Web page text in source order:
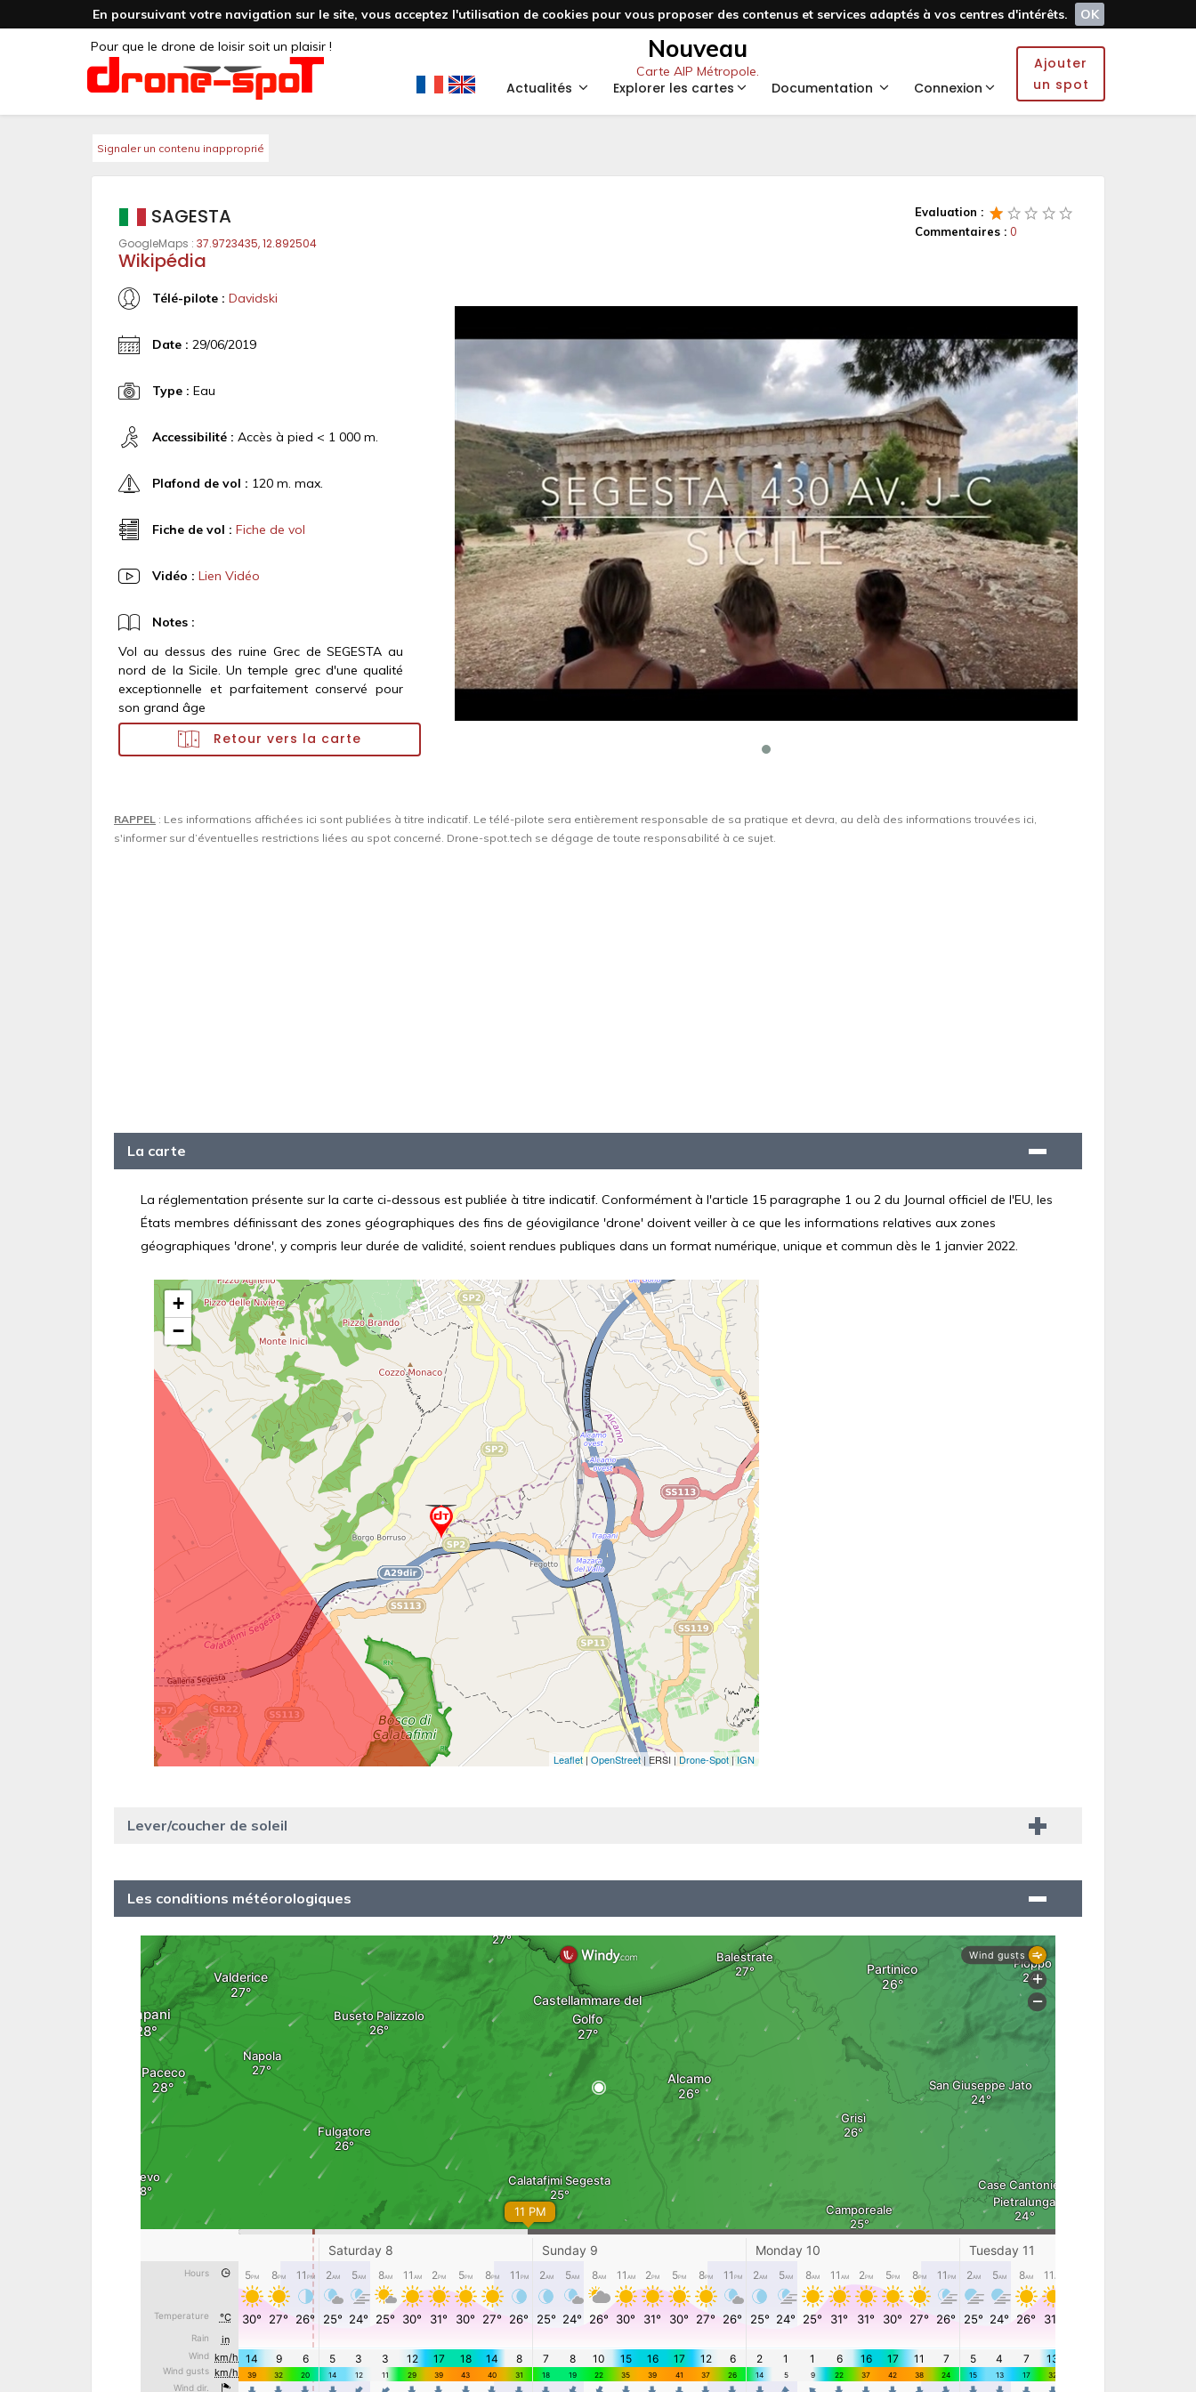
En poursuivant votre navigation sur le site, vous acceptez l'utilisation de cookies pour vous proposer des contenus et services adaptés à vos centres d'intérêts.
OK
Pour que le drone de loisir soit un plaisir !
Nouveau
Carte AIP Métropole.
Actualités Explorer les cartes Documentation Connexion
Ajouter
un spot
Signaler un contenu inapproprié
Evaluation :
Commentaires : 0
SAGESTA
GoogleMaps : 37.9723435, 12.892504
Wikipédia
Télé-pilote : Davidski
Date : 29/06/2019
Type : Eau
Accessibilité : Accès à pied < 1 000 m.
Plafond de vol : 120 m. max.
Fiche de vol : Fiche de vol
Vidéo : Lien Vidéo
Notes :
Vol au dessus des ruine Grec de SEGESTA au
nord de la Sicile. Un temple grec d'une qualité
exceptionnelle et parfaitement conservé pour
son grand âge
Retour vers la carte
RAPPEL : Les informations affichées ici sont publiées à titre indicatif. Le télé-pilote sera entièrement responsable de sa pratique et devra, au delà des informations trouvées ici,
s'informer sur d’éventuelles restrictions liées au spot concerné. Drone-spot.tech se dégage de toute responsabilité à ce sujet.
La carte
La réglementation présente sur la carte ci-dessous est publiée à titre indicatif. Conformément à l'article 15 paragraphe 1 ou 2 du Journal officiel de l'EU, les
États membres définissant des zones géographiques des fins de géovigilance 'drone' doivent veiller à ce que les informations relatives aux zones
géographiques 'drone', y compris leur durée de validité, soient rendues publiques dans un format numérique, unique et commun dès le 1 janvier 2022.
Lever/coucher de soleil
Les conditions météorologiques